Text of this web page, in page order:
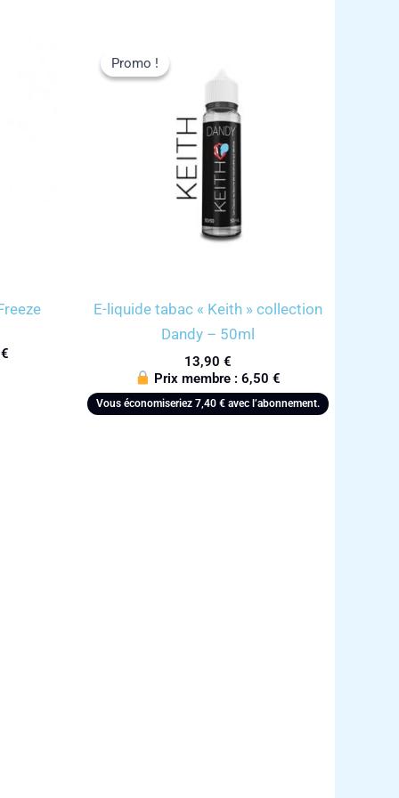
€
Promo !
Promo !
E-liquide tabac « Keith » collection
Dandy – 50ml
13,90 €
Prix membre :6,50€
Vous économiseriez 7,40 € avec l’abonnement.